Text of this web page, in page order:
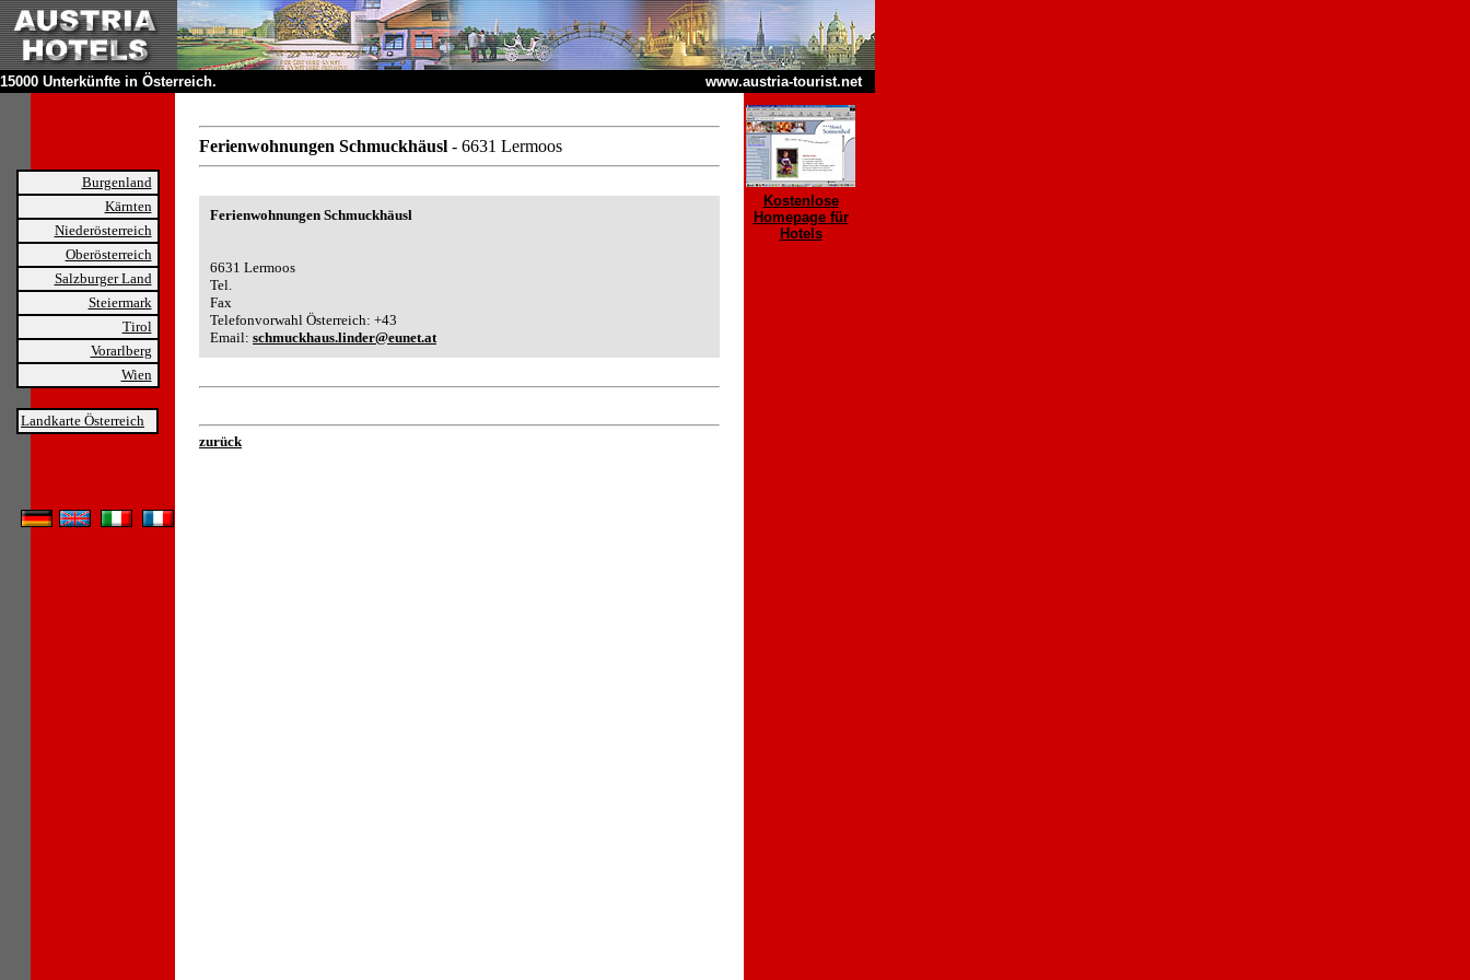
15000 Unterkünfte in Österreich. www.austria-tourist.net
Burgenland
Kärnten
Niederösterreich
Oberösterreich
Salzburger Land
Steiermark
Tirol
Vorarlberg
Wien
Landkarte Österreich
Ferienwohnungen Schmuckhäusl - 6631 Lermoos
Ferienwohnungen Schmuckhäusl
6631 Lermoos
Tel.
Fax
Telefonvorwahl Österreich: +43
Email: schmuckhaus.linder@eunet.at
zurück
Kostenlose
Homepage für
Hotels